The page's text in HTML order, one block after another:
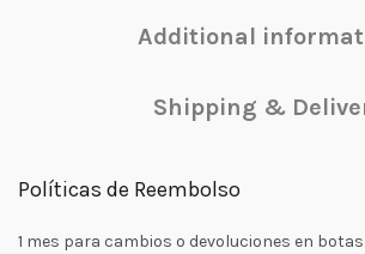
Additional
Shipping &
Políticas de Reembolso
1 mes para cambios o devoluciones en